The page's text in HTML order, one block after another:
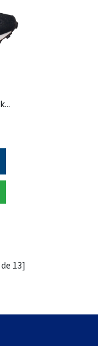
new balance - ftw sneakers 327 para hombre
de 13]